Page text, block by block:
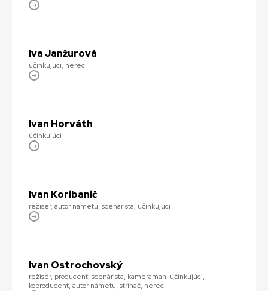
Iva Janžurová
účinkujúci, herec
Ivan Horváth
účinkujúci
Ivan Koribanič
režisér, autor námetu, scenárista, účinkujúci
Ivan Ostrochovský
režisér, producent, scenárista, kameraman, účinkujúci,
koproducent, autor námetu, strihač, herec